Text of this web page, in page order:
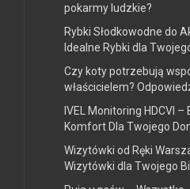
pokarmy ludzkie?
Rybki Słodkowodne do
Idealne Rybki dla
Czy koty potrzebują
właścicielem?
IVEL Monitoring HDCVI
Komfort Dla Twojego
Wizytówki od Ręki
Wizytówki dla Twojego